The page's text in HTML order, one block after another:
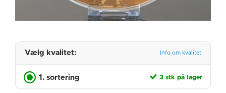
Vælg kvalitet: Info om kvalitet
1. sortering 3 stk på lager